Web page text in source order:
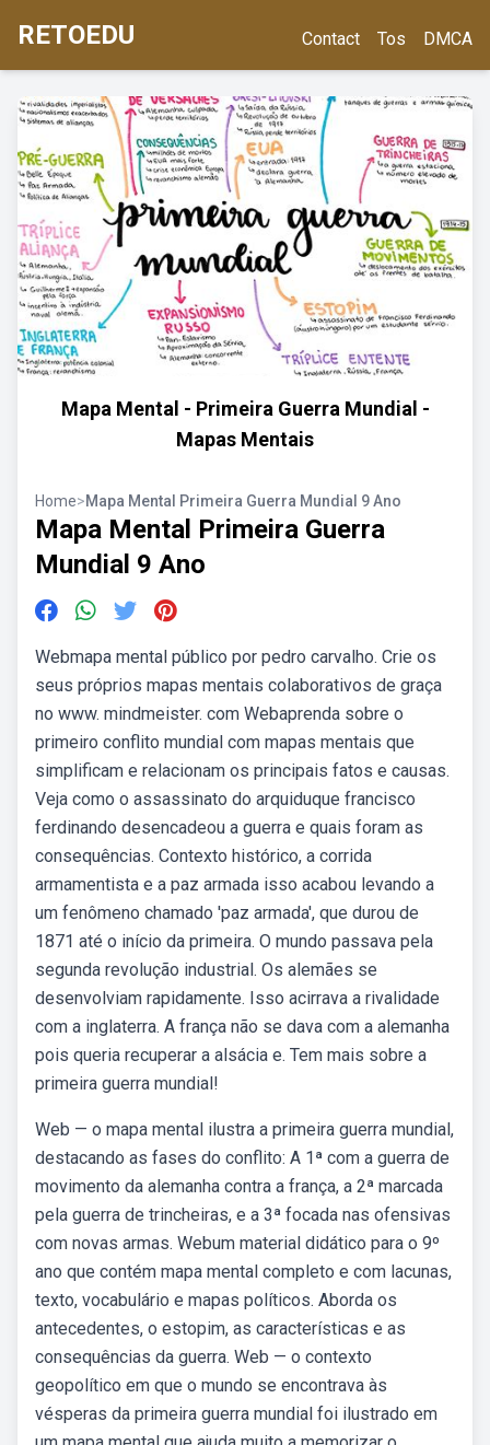
RETOEDU Contact Tos DMCA
Mapa Mental - Primeira Guerra Mundial -
Mapas Mentais
Home>Mapa Mental Primeira Guerra Mundial 9 Ano
Mapa Mental Primeira Guerra
Mundial 9 Ano
Webmapa mental público por pedro carvalho. Crie os
seus próprios mapas mentais colaborativos de graça
no www. mindmeister. com Webaprenda sobre o
primeiro conflito mundial com mapas mentais que
simplificam e relacionam os principais fatos e causas.
Veja como o assassinato do arquiduque francisco
ferdinando desencadeou a guerra e quais foram as
consequências. Contexto histórico, a corrida
armamentista e a paz armada isso acabou levando a
um fenômeno chamado 'paz armada', que durou de
1871 até o início da primeira. O mundo passava pela
segunda revolução industrial. Os alemães se
desenvolviam rapidamente. Isso acirrava a rivalidade
com a inglaterra. A frança não se dava com a alemanha
pois queria recuperar a alsácia e. Tem mais sobre a
primeira guerra mundial!
Web — o mapa mental ilustra a primeira guerra mundial,
destacando as fases do conflito: A 1ª com a guerra de
movimento da alemanha contra a frança, a 2ª marcada
pela guerra de trincheiras, e a 3ª focada nas ofensivas
com novas armas. Webum material didático para o 9º
ano que contém mapa mental completo e com lacunas,
texto, vocabulário e mapas políticos. Aborda os
antecedentes, o estopim, as características e as
consequências da guerra. Web — o contexto
geopolítico em que o mundo se encontrava às
vésperas da primeira guerra mundial foi ilustrado em